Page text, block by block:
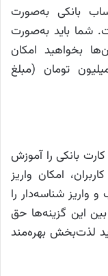
بانکی به‌صورت
است. شما باید به‌صورت
بخواهید امکان
روزانه از حساب را به ۲۰۰ میلیون تومان (مبلغ
با کارت بانکی را آموزش
امکان واریز
شناسه‌دار را
این گزینه‌ها حق
لذت‌بخش بهره‌مند